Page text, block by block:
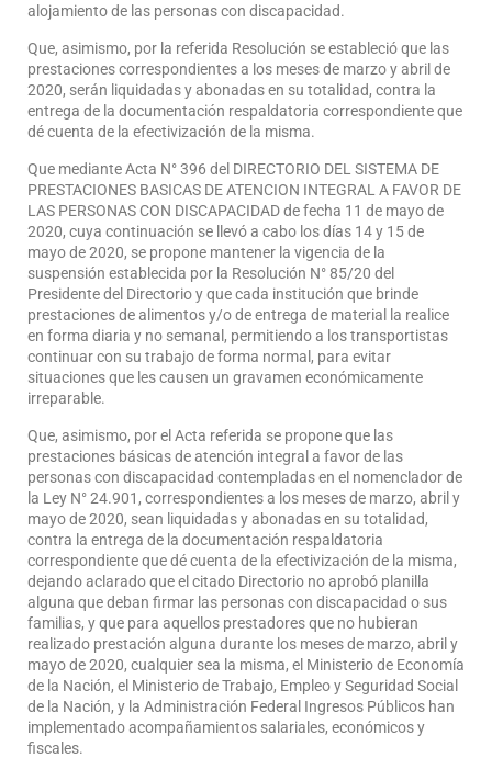
alojamiento de las personas con discapacidad.
Que, asimismo, por la referida Resolución se estableció que las
prestaciones correspondientes a los meses de marzo y abril de
2020, serán liquidadas y abonadas en su totalidad, contra la
entrega de la documentación respaldatoria correspondiente que
dé cuenta de la efectivización de la misma.
Que mediante Acta N° 396 del DIRECTORIO DEL SISTEMA DE
PRESTACIONES BASICAS DE ATENCION INTEGRAL A FAVOR DE
LAS PERSONAS CON DISCAPACIDAD de fecha 11 de mayo de
2020, cuya continuación se llevó a cabo los días 14 y 15 de
mayo de 2020, se propone mantener la vigencia de la
suspensión establecida por la Resolución N° 85/20 del
Presidente del Directorio y que cada institución que brinde
prestaciones de alimentos y/o de entrega de material la realice
en forma diaria y no semanal, permitiendo a los transportistas
continuar con su trabajo de forma normal, para evitar
situaciones que les causen un gravamen económicamente
irreparable.
Que, asimismo, por el Acta referida se propone que las
prestaciones básicas de atención integral a favor de las
personas con discapacidad contempladas en el nomenclador de
la Ley N° 24.901, correspondientes a los meses de marzo, abril y
mayo de 2020, sean liquidadas y abonadas en su totalidad,
contra la entrega de la documentación respaldatoria
correspondiente que dé cuenta de la efectivización de la misma,
dejando aclarado que el citado Directorio no aprobó planilla
alguna que deban firmar las personas con discapacidad o sus
familias, y que para aquellos prestadores que no hubieran
realizado prestación alguna durante los meses de marzo, abril y
mayo de 2020, cualquier sea la misma, el Ministerio de Economía
de la Nación, el Ministerio de Trabajo, Empleo y Seguridad Social
de la Nación, y la Administración Federal Ingresos Públicos han
implementado acompañamientos salariales, económicos y
fiscales.